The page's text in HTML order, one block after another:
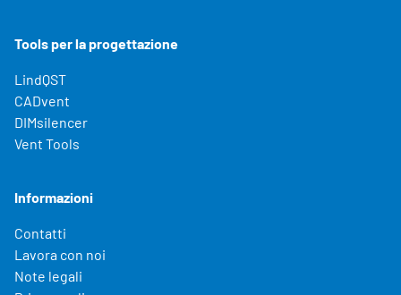
Tools per la progettazione
LindQST
CADvent
DIMsilencer
Vent Tools
Informazioni
Contatti
Lavora con noi
Note legali